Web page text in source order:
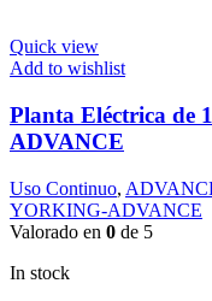
Quick view
Add to wishlist
Planta Eléctrica de
ADVANCE
Uso Continuo,
YORKING-ADVANCE
Valorado en 0 de 5
In stock